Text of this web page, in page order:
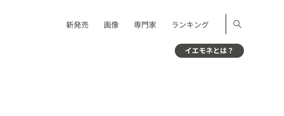
新発売 画像 専門家 ランキング
イエモネとは？